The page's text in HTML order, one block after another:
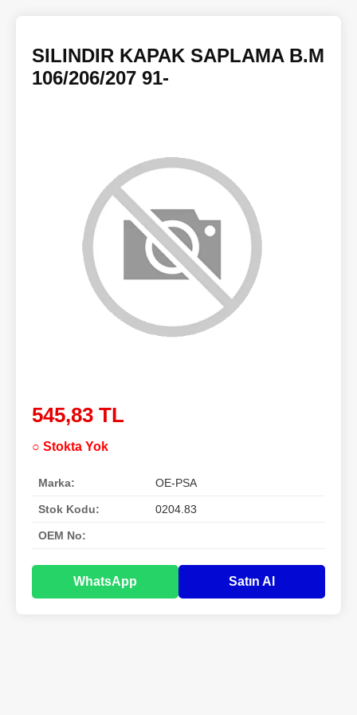
SILINDIR KAPAK SAPLAMA B.M
106/206/207 91-
545,83 TL
○ Stokta Yok
Marka: OE-PSA
Stok Kodu: 0204.83
OEM No:
WhatsApp Satın Al